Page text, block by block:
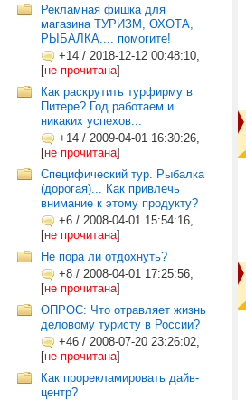
Рекламная фишка для
магазина ТУРИЗМ, ОХОТА,
РЫБАЛКА.... помогите!
+14 / 2018-12-12 00:48:10,
[не прочитана]
Как раскрутить турфирму в
Питере? Год работаем и
никаких успехов...
+14 / 2009-04-01 16:30:26,
[не прочитана]
Специфический тур. Рыбалка
(дорогая)... Как привлечь
внимание к этому продукту?
+6 / 2008-04-01 15:54:16,
[не прочитана]
Не пора ли отдохнуть?
+8 / 2008-04-01 17:25:56,
[не прочитана]
ОПРОС: Что отравляет жизнь
деловому туристу в России?
+46 / 2008-07-20 23:26:02,
[не прочитана]
Как прорекламировать дайв-
центр?